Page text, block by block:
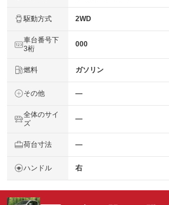
駆動方式 2WD
車台番号下
3桁
000
燃料 ガソリン
その他 ―
全体のサイ
ズ
―
荷台寸法 ―
ハンドル 右